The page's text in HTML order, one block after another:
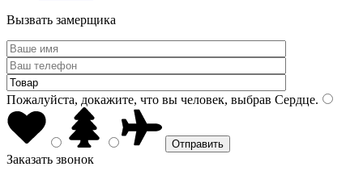
Вызвать замерщика
Пожалуйста, докажите, что вы человек, выбрав Сердце.
Заказать звонок